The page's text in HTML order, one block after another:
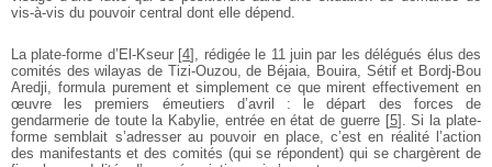
vis-à-vis du pouvoir central dont elle dépend.
La plate-forme d’El-Kseur[4] , rédigée le 11 juin par les délégués élus des
comités des wilayas de Tizi-Ouzou, de Béjaia, Bouira, Sétif et Bordj-Bou
Aredji, formula purement et simplement ce que mirent effectivement en
œuvre les premiers émeutiers d’avril : le départ des forces de
gendarmerie de toute la Kabylie, entrée en état de guerre[5] . Si la plate-
forme semblait s’adresser au pouvoir en place, c’est en réalité l’action
des manifestants et des comités (qui se répondent) qui se chargèrent de